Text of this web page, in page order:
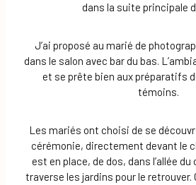
dans la suite principale
J’ai proposé au marié de
dans le salon avec bar du bas.
et se prête bien aux préparatifs
témoins.
Les mariés ont choisi de se
cérémonie, directement devant le
est en place, de dos, dans l’allée
traverse les jardins pour le